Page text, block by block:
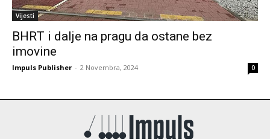
Vijesti
BHRT i dalje na pragu da ostane bez
imovine
Impuls Publisher - 2 Novembra, 2024 0